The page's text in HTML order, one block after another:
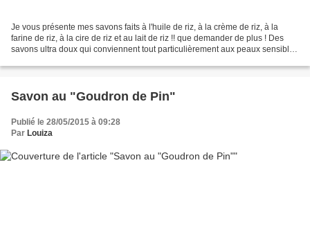
Je vous présente mes savons faits à l'huile de riz, à la crème de riz, à la
farine de riz, à la cire de riz et au lait de riz !! que demander de plus ! Des
savons ultra doux qui conviennent tout particulièrement aux peaux sensibles
Savon au "Goudron de Pin"
Publié le 28/05/2015 à 09:28
Par Louiza